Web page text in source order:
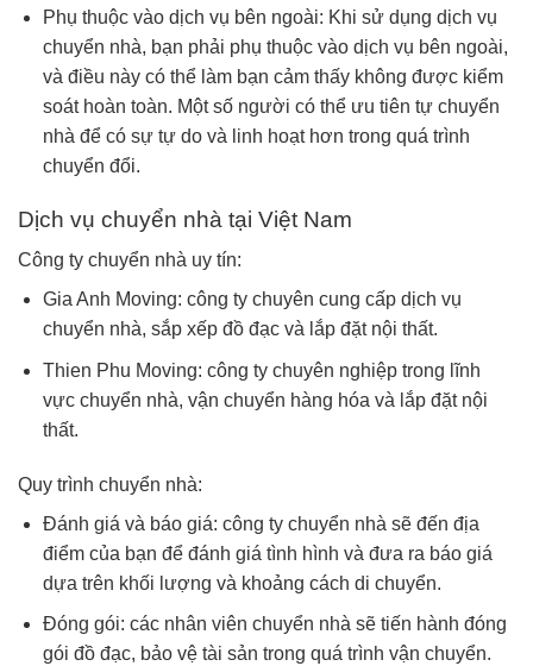
Phụ thuộc vào dịch vụ bên ngoài: Khi sử dụng dịch vụ
chuyển nhà, bạn phải phụ thuộc vào dịch vụ bên ngoài,
và điều này có thể làm bạn cảm thấy không được kiểm
soát hoàn toàn. Một số người có thể ưu tiên tự chuyển
nhà để có sự tự do và linh hoạt hơn trong quá trình
chuyển đổi.
Dịch vụ chuyển nhà tại Việt Nam
Công ty chuyển nhà uy tín:
Gia Anh Moving: công ty chuyên cung cấp dịch vụ
chuyển nhà, sắp xếp đồ đạc và lắp đặt nội thất.
Thien Phu Moving: công ty chuyên nghiệp trong lĩnh
vực chuyển nhà, vận chuyển hàng hóa và lắp đặt nội
thất.
Quy trình chuyển nhà:
Đánh giá và báo giá: công ty chuyển nhà sẽ đến địa
điểm của bạn để đánh giá tình hình và đưa ra báo giá
dựa trên khối lượng và khoảng cách di chuyển.
Đóng gói: các nhân viên chuyển nhà sẽ tiến hành đóng
gói đồ đạc, bảo vệ tài sản trong quá trình vận chuyển.